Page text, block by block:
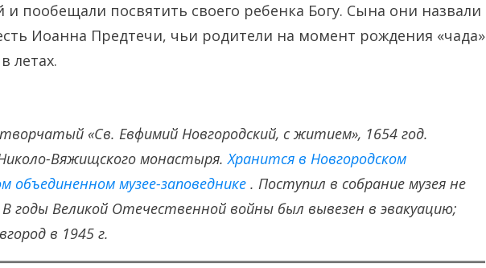
и пообещали посвятить своего ребенка Богу. Сына они назвали
Иоанна Предтечи, чьи родители на момент рождения «чада»
летах.
«Св. Евфимий Новгородский, с житием», 1654 год.
Вяжищского монастыря.Хранится в Новгородском
объединенном музее-заповеднике . Поступил в собрание музея не
В годы Великой Отечественной войны был вывезен в эвакуацию;
в 1945 г.